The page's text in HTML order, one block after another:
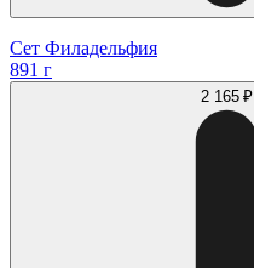
Сет Филадельфия
891 г
2 165 ₽